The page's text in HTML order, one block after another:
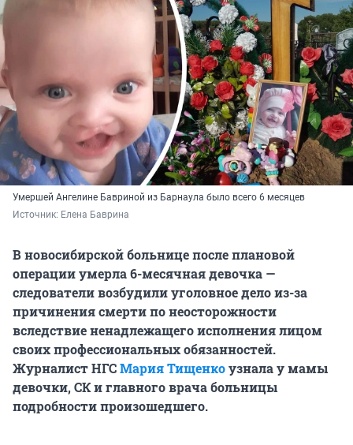
Умершей Ангелине Бавриной из Барнаула было всего 6 месяцев
Источник: Елена Баврина
В новосибирской больнице после плановой
операции умерла 6-месячная девочка —
следователи возбудили уголовное дело из-за
причинения смерти по неосторожности
вследствие ненадлежащего исполнения лицом
своих профессиональных обязанностей.
Журналист НГСМария Тищенкоузнала у мамы
девочки, СК и главного врача больницы
подробности произошедшего.